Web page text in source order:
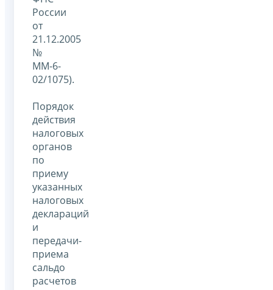
России
от
21.12.2005
№
ММ-6-
02/1075).
Порядок
действия
налоговых
органов
по
приему
указанных
налоговых
деклараций
и
передачи-
приема
сальдо
расчетов